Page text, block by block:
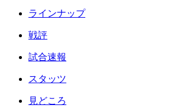
ラインナップ
戦評
試合速報
スタッツ
見どころ